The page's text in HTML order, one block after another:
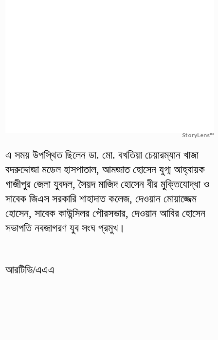
StoryLens™
এ সময় উপস্থিত ছিলেন ডা. মো. বখতিয়া চেয়ারম্যান খাজা
বদরুদ্দোজা মডেল হাসপাতাল, আমজাত হোসেন যুগ্ম আহ্বায়ক
গাজীপুর জেলা যুবদল, সৈয়দ মাজিদ হোসেন বীর মুক্তিযোদ্ধা ও
সাবেক জিএস সরকারি শাহাদাত কলেজ, দেওয়ান মোয়াজ্জেম
হোসেন, সাবেক কাউন্সিলর পৌরসভার, দেওয়ান আবির হোসেন
সভাপতি নবজাগরণ যুব সংঘ প্রমুখ।
আরটিভি/এএএ